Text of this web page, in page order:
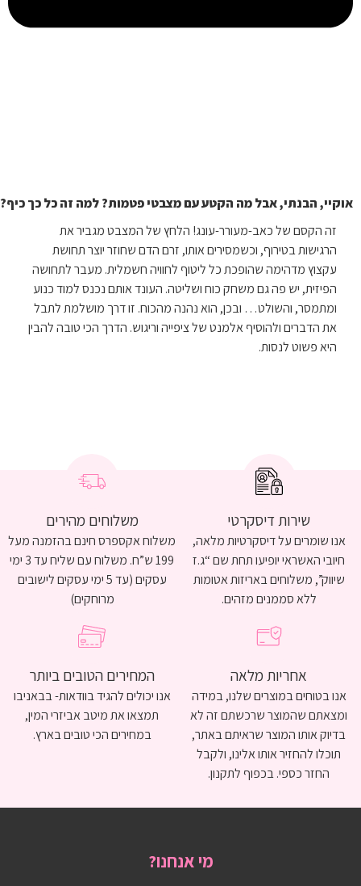
אוקיי, הבנתי, אבל מה הקטע עם מצבטי פטמות? למה זה כל כך כיף?
זה הקסם של כאב-מעורר-עונג! הלחץ של המצבט מגביר את
הרגישות בטירוף, וכשמסירים אותו, זרם הדם שחוזר יוצר תחושת
עקצוץ מדהימה שהופכת כל ליטוף לחוויה חשמלית. מעבר לתחושה
הפיזית, יש פה גם משחק כוח ושליטה. העונד אותם נכנס למוד כנוע
ומתמסר, והשולט… ובכן, הוא נהנה מהכוח. זו דרך מושלמת לתבל
את הדברים ולהוסיף אלמנט של ציפייה וריגוש. הדרך הכי טובה להבין
היא פשוט לנסות.
שירות דיסקרטי
אנו שומרים על דיסקרטיות מלאה,
חיובי האשראי יופיעו תחת שם “ג.ז
שיווק”, משלוחים באריזות אטומות
ללא סממנים מזהים.
משלוחים מהירים
משלוח אקספרס חינם בהזמנה מעל
199 ש”ח. משלוח עם שליח עד 3 ימי
עסקים (עד 5 ימי עסקים לישובים
מרוחקים)
אחריות מלאה
אנו בטוחים במוצרים שלנו, במידה
ומצאתם שהמוצר שרכשתם זה לא
בדיוק אותו המוצר שראיתם באתר,
תוכלו להחזיר אותו אלינו, ולקבל
החזר כספי. בכפוף לתקנון.
המחירים הטובים ביותר
אנו יכולים להגיד בוודאות- בבאניבו
תמצאו את מיטב אביזרי המין,
במחירים הכי טובים בארץ.
מי אנחנו?